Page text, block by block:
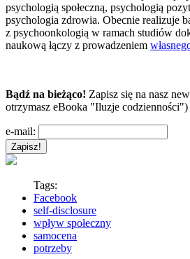
psychologią społeczną, psychologią
psychologia zdrowia. Obecnie realizuje
z psychoonkologią w ramach studiów
naukową łączy z prowadzeniem
Bądź na bieżąco! Zapisz się na nasz
otrzymasz eBooka "Iluzje codzienności")
e-mail:
Tags:
Facebook
self-disclosure
wpływ społeczny
samocena
potrzeby